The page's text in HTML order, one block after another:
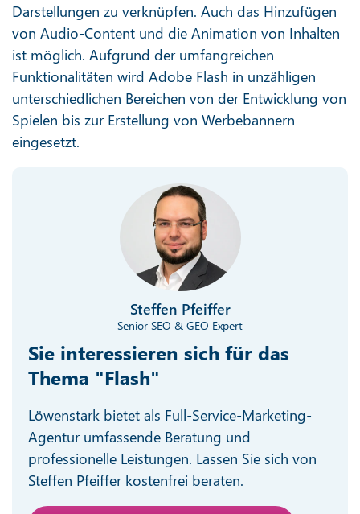
Darstellungen zu verknüpfen. Auch das Hinzufügen
von Audio-Content und die Animation von Inhalten
ist möglich. Aufgrund der umfangreichen
Funktionalitäten wird Adobe Flash in unzähligen
unterschiedlichen Bereichen von der Entwicklung von
Spielen bis zur Erstellung von Werbebannern
eingesetzt.
Steffen Pfeiffer
Senior SEO & GEO Expert
Sie interessieren sich für das
Thema "Flash"
Löwenstark bietet als Full-Service-Marketing-
Agentur umfassende Beratung und
professionelle Leistungen. Lassen Sie sich von
Steffen Pfeiffer kostenfrei beraten.